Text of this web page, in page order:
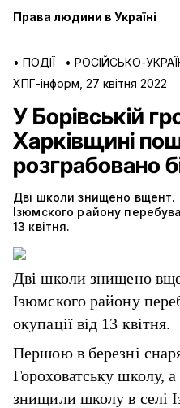
Права людини в Україні
• ПОДІЇ • РОСІЙСЬКО-
ХПГ-інформ 27 квітня 2022
У Борівській
Харківщині
розграбовано
Дві школи знищено вщент.
Ізюмского району
13 квітня.
Дві школи знищено
Ізюмского району
окупації від 13 квітня.
Першою в березні
Гороховатську школу,
знищили школу в селі